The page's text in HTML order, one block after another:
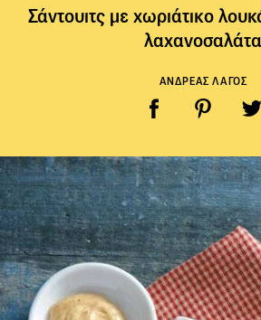
Σάντουιτς με χωριάτικο
λαχανοσαλάτα
ΑΝΔΡΕΑΣ ΛΑΓΟΣ